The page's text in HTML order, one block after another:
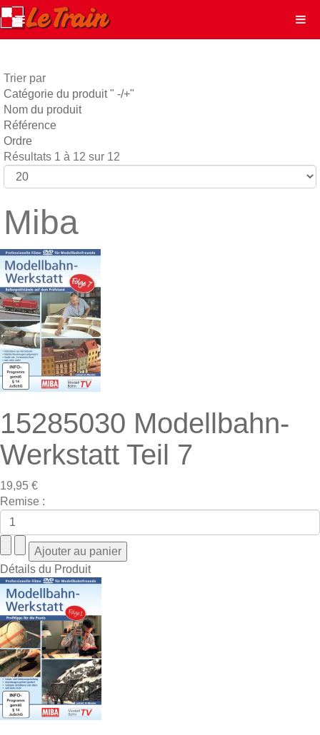
Trier par
Catégorie du produit " -/+"
Nom du produit
Référence
Ordre
Résultats 1 à 12 sur 12
Miba
15285030 Modellbahn-
Werkstatt Teil 7
19,95 €
Remise :
Détails du Produit